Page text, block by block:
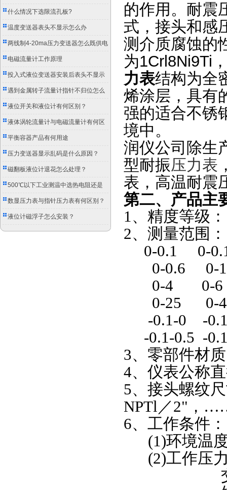
什么情况下选限流孔板?
温度变送器表头不显示怎么办
两线制4-20ma压力变送器怎么既供电
又传信号？
电磁流量计工作原理
投入式液位变送器安装后表头不显示
怎么办？
遇到金属转子流量计指针不归位怎么
办？
液位开关和液位计有何区别？
液体涡轮流量计与电磁流量计有何区
别？
平衡容器产品有何用途
压力变送器显示乱码是什么原因？
磁翻板液位计退花怎么处理？
500℃以下工业测温中选热电阻还是
双金属温度计？
数显压力表与指针压力表有何区别？
液位计磁浮子怎么安装？
的作用。耐震
式，接头和感
测介质腐蚀的
为1Crl8Ni9Ti
力表结构为全
烯涂层，具有
强的适合不锈
境中。
润仪公司除生
型耐振压力表
表，高温耐震
第二、产品主
1、精度等级
2、测量范围
0-0.1 0-
0-0.6 0-
0-4 0-6
0-25 0-
-0.1-0 -0.1-
-0.1-0.5 -
3、零部件材
4、仪表公称
5、接头螺纹
NPTl／2"，
6、工作条件：
(1)环境温度
(2)工作压
交变负荷